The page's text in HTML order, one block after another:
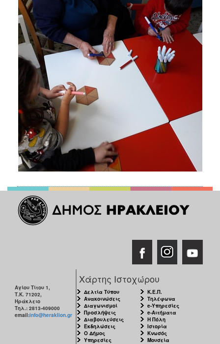
Αγίου Τίτου 1,
Τ.Κ. 71202,
Ηράκλειο
Τηλ.: 2813-409000
email:info@heraklion.gr
Χάρτης Ιστοχώρου
Δελτία Τύπου
Ανακοινώσεις
Διαγωνισμοί
Προσλήψεις
Διαβουλεύσεις
Εκδηλώσεις
Ο Δήμος
Υπηρεσίες
Κ.Ε.Π.
Τηλέφωνα
e-Υπηρεσίες
e-Αιτήματα
Η Πόλη
Ιστορία
Κνωσός
Μουσεία